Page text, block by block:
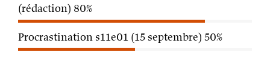
(rédaction) 80%
Procrastination s11e01 (15 septembre) 50%